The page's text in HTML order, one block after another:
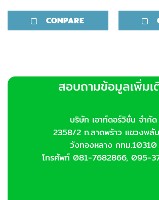
COMPARE
สอบถามข้อมูลเพิ่มเ
บริษัท เอาท์ดอร์วิชั่น จำกัด
2358/2 ถ.ลาดพร้าว แขวงพลั
วังทองหลาง กทม.10310
โทรศัพท์ 081-7682866, 095-